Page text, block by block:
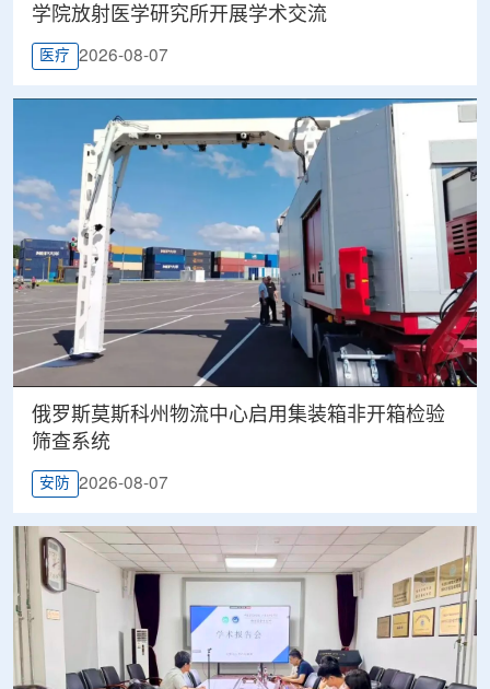
学院放射医学研究所开展学术交流
医疗 2026-08-07
俄罗斯莫斯科州物流中心启用集装箱非开箱检验
筛查系统
安防 2026-08-07